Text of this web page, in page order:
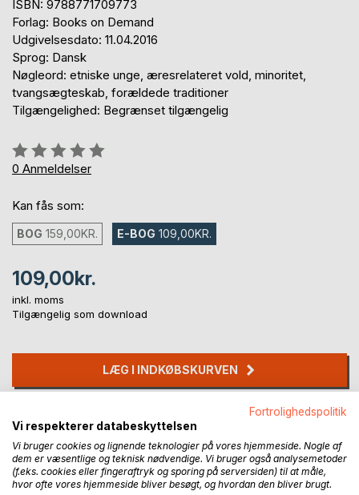
ISBN: 9788771709773
Forlag: Books on Demand
Udgivelsesdato: 11.04.2016
Sprog: Dansk
Nøgleord: etniske unge, æresrelateret vold, minoritet,
tvangsægteskab, forældede traditioner
Tilgængelighed: Begrænset tilgængelig
Anmeldelse::
0%
0 Anmeldelser
Kan fås som:
BOG 159,00KR. E-BOG 109,00KR.
109,00kr.
inkl. moms
Tilgængelig som download
LÆG I INDKØBSKURVEN
Anmeld titel
Fortrolighedspolitik
Vi respekterer databeskyttelsen
Vi bruger cookies og lignende teknologier på vores hjemmeside. Nogle af
dem er væsentlige og teknisk nødvendige. Vi bruger også analysemetoder
(f.eks. cookies eller fingeraftryk og sporing på serversiden) til at måle,
hvor ofte vores hjemmeside bliver besøgt, og hvordan den bliver brugt.